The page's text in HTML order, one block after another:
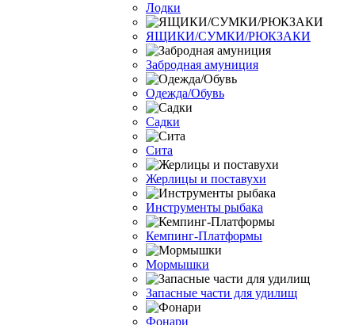
Лодки
ЯЩИКИ/СУМКИ/РЮКЗАКИ
Забродная амуниция
Одежда/Обувь
Садки
Сита
Жерлицы и поставухи
Инструменты рыбака
Кемпинг-Платформы
Мормышки
Запасные части для удилищ
Фонари